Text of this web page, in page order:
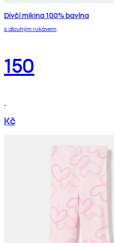
Dívčí mikina 100% bavlna
s dlouhým rukávem
150
Kč